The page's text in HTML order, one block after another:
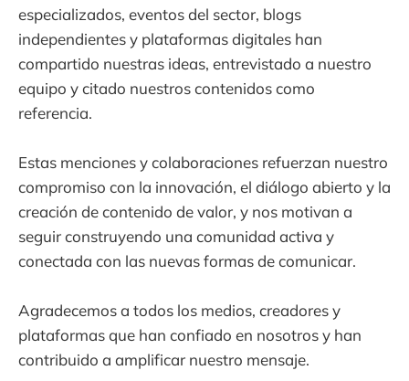
especializados, eventos del sector, blogs
independientes y plataformas digitales han
compartido nuestras ideas, entrevistado a nuestro
equipo y citado nuestros contenidos como
referencia.
Estas menciones y colaboraciones refuerzan nuestro
compromiso con la innovación, el diálogo abierto y la
creación de contenido de valor, y nos motivan a
seguir construyendo una comunidad activa y
conectada con las nuevas formas de comunicar.
Agradecemos a todos los medios, creadores y
plataformas que han confiado en nosotros y han
contribuido a amplificar nuestro mensaje.